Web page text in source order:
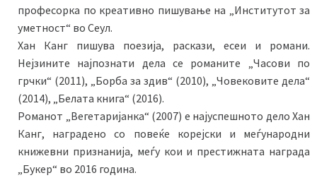
професорка по креативно пишување на „Институтот за
уметност“ во Сеул.
Хан Канг пишува поезија, раскази, есеи и романи.
Нејзините најпознати дела се романите „Часови по
грчки“ (2011), „Борба за здив“ (2010), „Човековите дела“
(2014), „Белата книга“ (2016).
Романот „Вегетаријанка“ (2007) е најуспешното дело Хан
Канг, наградено со повеќе корејски и меѓународни
книжевни признанија, меѓу кои и престижната награда
„Букер“ во 2016 година.